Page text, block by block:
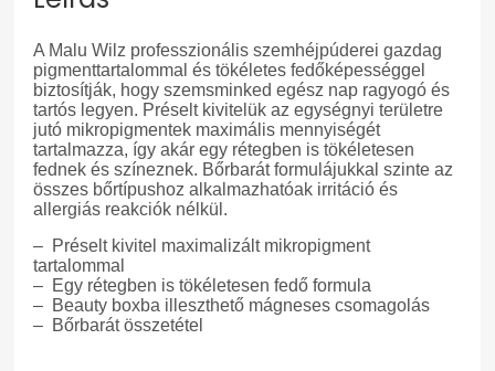
A Malu Wilz professzionális szemhéjpúderei gazdag
pigmenttartalommal és tökéletes fedőképességgel
biztosítják, hogy szemsminked egész nap ragyogó és
tartós legyen. Préselt kivitelük az egységnyi területre
jutó mikropigmentek maximális mennyiségét
tartalmazza, így akár egy rétegben is tökéletesen
fednek és színeznek. Bőrbarát formulájukkal szinte az
összes bőrtípushoz alkalmazhatóak irritáció és
allergiás reakciók nélkül.
– Préselt kivitel maximalizált mikropigment
tartalommal
– Egy rétegben is tökéletesen fedő formula
– Beauty boxba illeszthető mágneses csomagolás
– Bőrbarát összetétel